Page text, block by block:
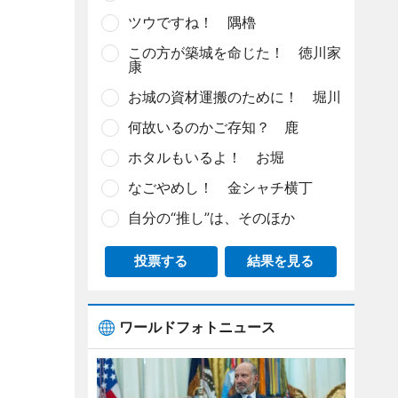
ツウですね！ 隅櫓
この方が築城を命じた！ 徳川家
康
お城の資材運搬のために！ 堀川
何故いるのかご存知？ 鹿
ホタルもいるよ！ お堀
なごやめし！ 金シャチ横丁
自分の“推し”は、そのほか
投票する 結果を見る
ワールドフォトニュース